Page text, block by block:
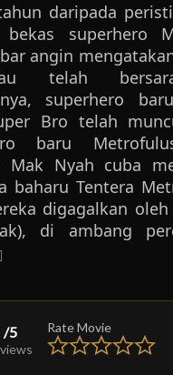
daripada
bekas superhero
angin
telah
superhero
Bro telah
baru
Mak Nyah cuba
baharu Tentera
digagalkan
di ambang
(Lisa
Faiz (Fizz
Linda dan adik
Ishak). Man
(Bell Ngasri). Pada
/5 Rate Movie